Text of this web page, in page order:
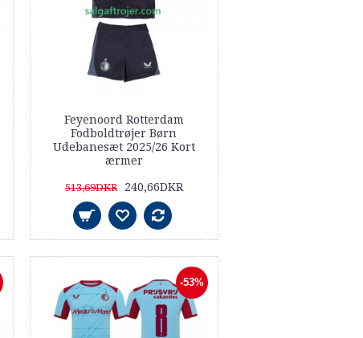
Feyenoord Rotterdam
Fodboldtrøjer Børn
Udebanesæt 2025/26 Kort
ærmer
513,69DKR 240,66DKR
-53%